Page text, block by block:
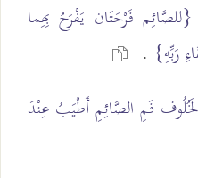
{للصَّائِم فَرْحَتَان يَفْرَحُ بِهِما
رَبِّهِ} .
فَمِ الصَّائِمِ أَطْيَبُ عِنْدَ